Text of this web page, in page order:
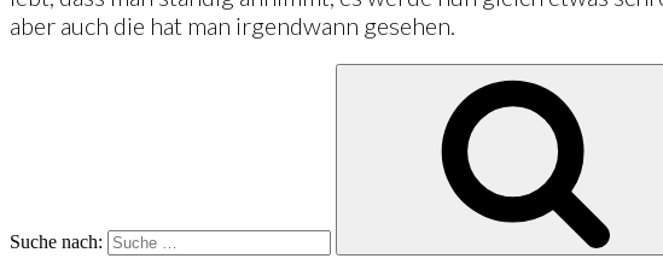
aber auch die hat man irgendwann gesehen.
Suche nach: